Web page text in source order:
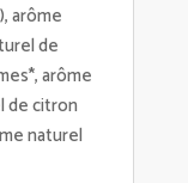
arôme
de
arôme
de citron
naturel